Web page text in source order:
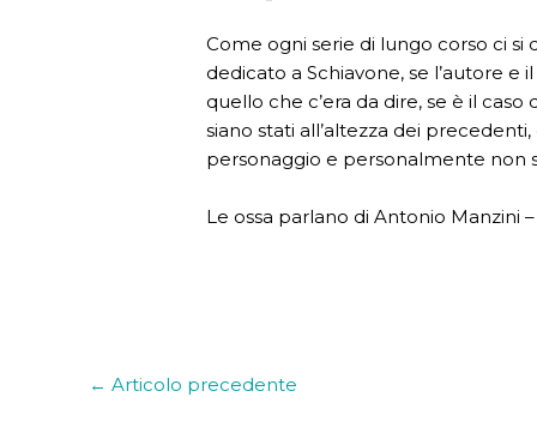
Come ogni serie di lungo corso ci si
dedicato a Schiavone, se l’autore
quello che c’era da dire, se è il
siano stati all’altezza dei
personaggio e personalmente non
Le ossa parlano di Antonio Manzini
← Articolo precedente